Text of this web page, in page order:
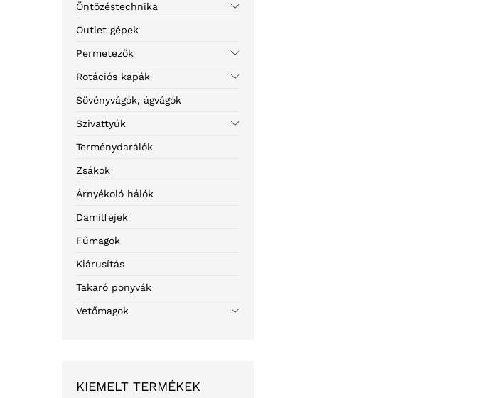
Öntözéstechnika
Outlet gépek
Permetezők
Rotációs kapák
Sövényvágók, ágvágók
Szivattyúk
Terménydarálók
Zsákok
Árnyékoló hálók
Damilfejek
Fűmagok
Kiárusítás
Takaró ponyvák
Vetőmagok
KIEMELT TERMÉKEK